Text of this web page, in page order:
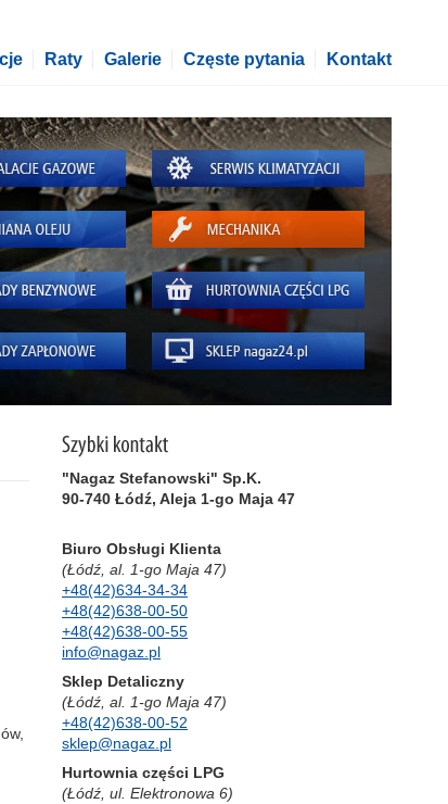
Raty Galerie Częste pytania Kontakt
"Nagaz Stefanowski" Sp.K.
90-740 Łódź, Aleja 1-go Maja 47
Biuro Obsługi Klienta
(Łódź, al. 1-go Maja 47)
+48(42)634-34-34
+48(42)638-00-50
+48(42)638-00-55
info@nagaz.pl
Sklep Detaliczny
(Łódź, al. 1-go Maja 47)
+48(42)638-00-52
sklep@nagaz.pl
Hurtownia części LPG
(Łódź, ul. Elektronowa 6)